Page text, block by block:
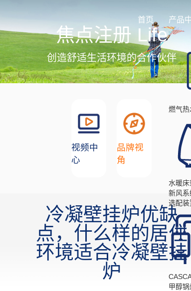
首页 产品
燃气热
水暖床
新风系
选配装
甲醇锅
焦点注册 Life
创造舒适生活环境的合作伙伴
视频中
心
品牌视
角
冷凝壁挂炉优缺
点，什么样的居住
环境适合冷凝壁挂
炉